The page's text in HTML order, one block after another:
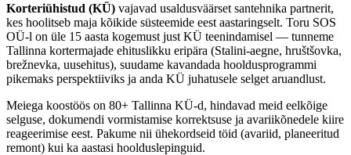
Korteriühistud (KÜ) vajavad usaldusväärset santehnika partnerit,
kes hoolitseb maja kõikide süsteemide eest aastaringselt. Toru SOS
OÜ-l on üle 15 aasta kogemust just KÜ teenindamisel — tunneme
Tallinna kortermajade ehituslikku eripära (Stalini-aegne, hruštšovka,
brežnevka, uusehitus), suudame kavandada hooldusprogrammi
pikemaks perspektiiviks ja anda KÜ juhatusele selget aruandlust.
Meiega koostöös on 80+ Tallinna KÜ-d, hindavad meid eelkõige
selguse, dokumendi vormistamise korrektsuse ja avariikõnedele kiire
reageerimise eest. Pakume nii ühekordseid töid (avariid, planeeritud
remont) kui ka aastasi hoolduslepinguid.